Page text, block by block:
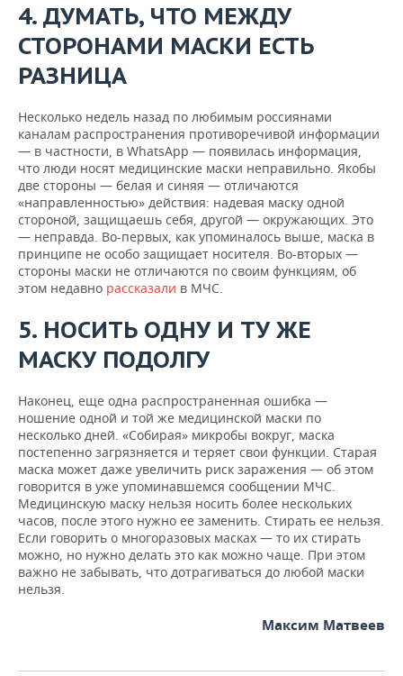
4. ДУМАТЬ, ЧТО МЕЖДУ
СТОРОНАМИ МАСКИ ЕСТЬ
РАЗНИЦА
Несколько недель назад по любимым россиянами
каналам распространения противоречивой информации
— в частности, в WhatsApp — появилась информация,
что люди носят медицинские маски неправильно. Якобы
две стороны — белая и синяя — отличаются
«направленностью» действия: надевая маску одной
стороной, защищаешь себя, другой — окружающих. Это
— неправда. Во-первых, как упоминалось выше, маска в
принципе не особо защищает носителя. Во-вторых —
стороны маски не отличаются по своим функциям, об
этом недавно рассказали в МЧС.
5. НОСИТЬ ОДНУ И ТУ ЖЕ
МАСКУ ПОДОЛГУ
Наконец, еще одна распространенная ошибка —
ношение одной и той же медицинской маски по
несколько дней. «Собирая» микробы вокруг, маска
постепенно загрязняется и теряет свои функции. Старая
маска может даже увеличить риск заражения — об этом
говорится в уже упоминавшемся сообщении МЧС.
Медицинскую маску нельзя носить более нескольких
часов, после этого нужно ее заменить. Стирать ее нельзя.
Если говорить о многоразовых масках — то их стирать
можно, но нужно делать это как можно чаще. При этом
важно не забывать, что дотрагиваться до любой маски
нельзя.
Максим Матвеев